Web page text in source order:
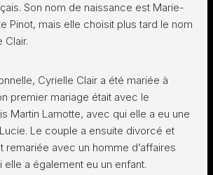
Son nom de naissance est Marie-
Pinot, mais elle choisit plus tard le nom
Clair.
Cyrielle Clair a été mariée à
premier mariage était avec le
Martin Lamotte, avec qui elle a eu une
Le couple a ensuite divorcé et
remariée avec un homme d’affaires
a également eu un enfant.